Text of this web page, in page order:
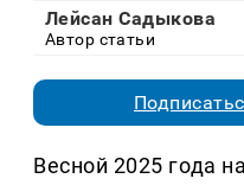
Лейсан Садыкова
Автор статьи
Весной 2025 года